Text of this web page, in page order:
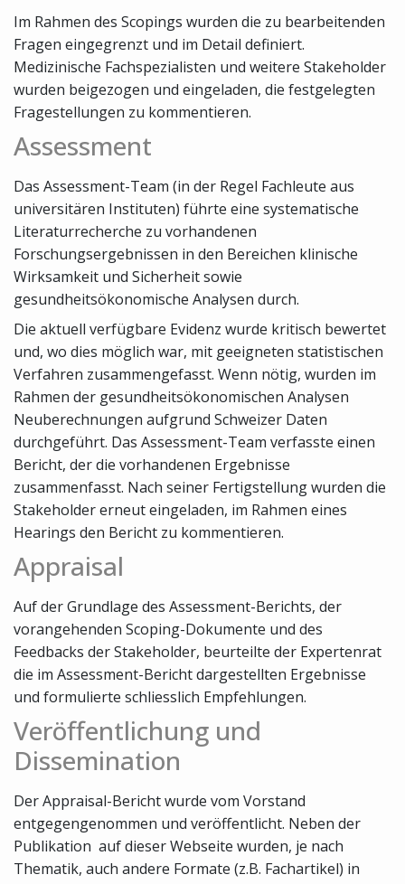
Im Rahmen des Scopings wurden die zu bearbeitenden
Fragen eingegrenzt und im Detail definiert.
Medizinische Fachspezialisten und weitere Stakeholder
wurden beigezogen und eingeladen, die festgelegten
Fragestellungen zu kommentieren.
Assessment
Das Assessment-Team (in der Regel Fachleute aus
universitären Instituten) führte eine systematische
Literaturrecherche zu vorhandenen
Forschungsergebnissen in den Bereichen klinische
Wirksamkeit und Sicherheit sowie
gesundheitsökonomische Analysen durch.
Die aktuell verfügbare Evidenz wurde kritisch bewertet
und, wo dies möglich war, mit geeigneten statistischen
Verfahren zusammengefasst. Wenn nötig, wurden im
Rahmen der gesundheitsökonomischen Analysen
Neuberechnungen aufgrund Schweizer Daten
durchgeführt. Das Assessment-Team verfasste einen
Bericht, der die vorhandenen Ergebnisse
zusammenfasst. Nach seiner Fertigstellung wurden die
Stakeholder erneut eingeladen, im Rahmen eines
Hearings den Bericht zu kommentieren.
Appraisal
Auf der Grundlage des Assessment-Berichts, der
vorangehenden Scoping-Dokumente und des
Feedbacks der Stakeholder, beurteilte der Expertenrat
die im Assessment-Bericht dargestellten Ergebnisse
und formulierte schliesslich Empfehlungen.
Veröffentlichung und
Dissemination
Der Appraisal-Bericht wurde vom Vorstand
entgegengenommen und veröffentlicht. Neben der
Publikation auf dieser Webseite wurden, je nach
Thematik, auch andere Formate (z.B. Fachartikel) in